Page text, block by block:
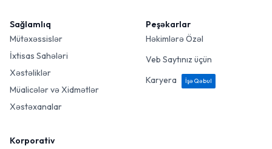
Sağlamlıq
Mütəxəssislər
İxtisas Sahələri
Xəstəliklər
Müalicələr və Xidmətlər
Xəstəxanalar
Peşəkarlar
Həkimlərə Özəl
Veb Saytınız üçün
Karyera
İşə Qəbul
Korporativ